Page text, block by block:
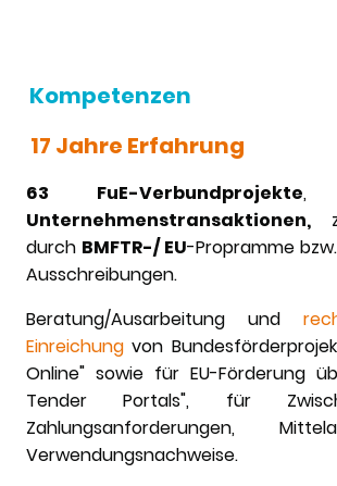
Kompetenzen
17 Jahre Erfahrung
63 FuE-Verbundprojekte,
Unternehmenstransaktionen,
durch BMFTR-/ EU-Propramme
Ausschreibungen.
Beratung/Ausarbeitung und
Einreichung von
Online" sowie für EU-Förderung
Tender Portals", für
Zahlungsanforderungen,
Verwendungsnachweise.